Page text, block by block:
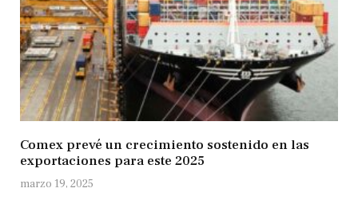
Comex prevé un crecimiento sostenido en las
exportaciones para este 2025
marzo 19, 2025